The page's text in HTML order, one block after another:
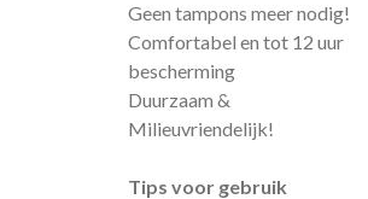
Geen tampons meer nodig!
Comfortabel en tot 12 uur
bescherming
Duurzaam &
Milieuvriendelijk!
Tips voor gebruik